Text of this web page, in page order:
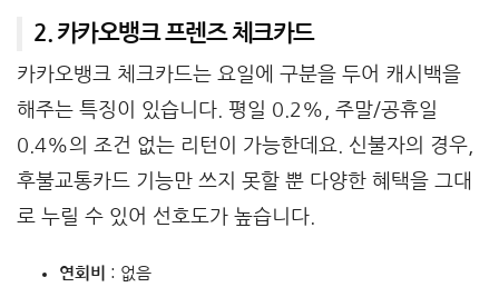
2. 카카오뱅크 프렌즈 체크카드
카카오뱅크 체크카드는 요일에 구분을 두어 캐시백을
해주는 특징이 있습니다. 평일 0.2%, 주말/공휴일
0.4%의 조건 없는 리턴이 가능한데요. 신불자의 경우,
후불교통카드 기능만 쓰지 못할 뿐 다양한 혜택을 그대
로 누릴 수 있어 선호도가 높습니다.
연회비 : 없음